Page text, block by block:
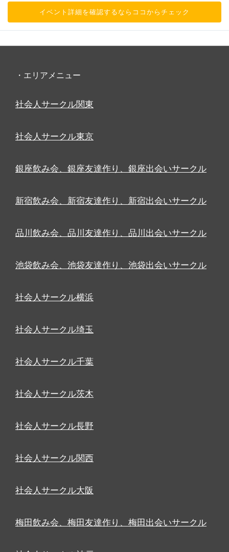
イベント詳細を確認するならココからチェック
・エリアメニュー
社会人サークル関東
社会人サークル東京
銀座飲み会、銀座友達作り、銀座出会いサークル
新宿飲み会、新宿友達作り、新宿出会いサークル
品川飲み会、品川友達作り、品川出会いサークル
池袋飲み会、池袋友達作り、池袋出会いサークル
社会人サークル横浜
社会人サークル埼玉
社会人サークル千葉
社会人サークル茨木
社会人サークル長野
社会人サークル関西
社会人サークル大阪
梅田飲み会、梅田友達作り、梅田出会いサークル